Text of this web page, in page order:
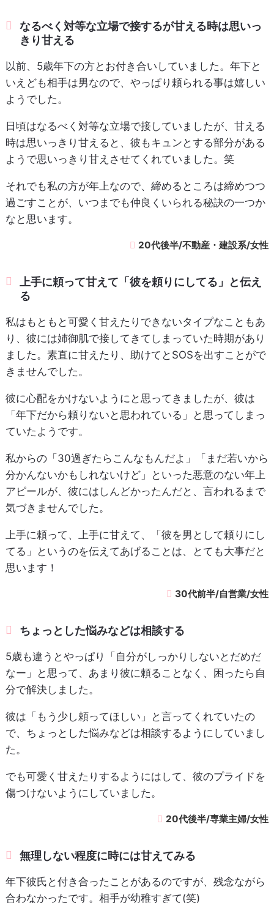
なるべく対等な立場で接するが甘える時は思いっ
きり甘える
以前、5歳年下の方とお付き合いしていました。年下と
いえども相手は男なので、やっぱり頼られる事は嬉しい
ようでした。
日頃はなるべく対等な立場で接していましたが、甘える
時は思いっきり甘えると、彼もキュンとする部分がある
ようで思いっきり甘えさせてくれていました。笑
それでも私の方が年上なので、締めるところは締めつつ
過ごすことが、いつまでも仲良くいられる秘訣の一つか
なと思います。
20代後半/不動産・建設系/女性
上手に頼って甘えて「彼を頼りにしてる」と伝え
る
私はもともと可愛く甘えたりできないタイプなこともあ
り、彼には姉御肌で接してきてしまっていた時期があり
ました。素直に甘えたり、助けてとSOSを出すことがで
きませんでした。
彼に心配をかけないようにと思ってきましたが、彼は
「年下だから頼りないと思われている」と思ってしまっ
ていたようです。
私からの「30過ぎたらこんなもんだよ」「まだ若いから
分かんないかもしれないけど」といった悪意のない年上
アピールが、彼にはしんどかったんだと、言われるまで
気づきませんでした。
上手に頼って、上手に甘えて、「彼を男として頼りにし
てる」というのを伝えてあげることは、とても大事だと
思います！
30代前半/自営業/女性
ちょっとした悩みなどは相談する
5歳も違うとやっぱり「自分がしっかりしないとだめだ
なー」と思って、あまり彼に頼ることなく、困ったら自
分で解決しました。
彼は「もう少し頼ってほしい」と言ってくれていたの
で、ちょっとした悩みなどは相談するようにしていまし
た。
でも可愛く甘えたりするようにはして、彼のプライドを
傷つけないようにしていました。
20代後半/専業主婦/女性
無理しない程度に時には甘えてみる
年下彼氏と付き合ったことがあるのですが、残念ながら
合わなかったです。相手が幼稚すぎて(笑)